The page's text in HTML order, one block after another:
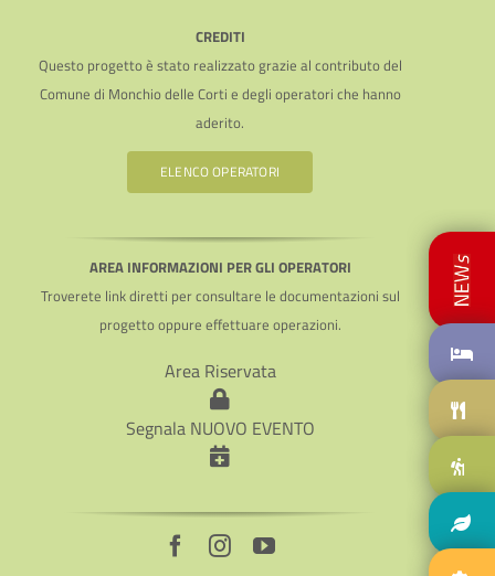
CREDITI
Questo progetto è stato realizzato grazie al contributo del
Comune di Monchio delle Corti e degli operatori che hanno
aderito.
ELENCO OPERATORI
AREA INFORMAZIONI PER GLI OPERATORI
Troverete link diretti per consultare le documentazioni sul
progetto oppure effettuare operazioni.
Area Riservata
Segnala NUOVO EVENTO